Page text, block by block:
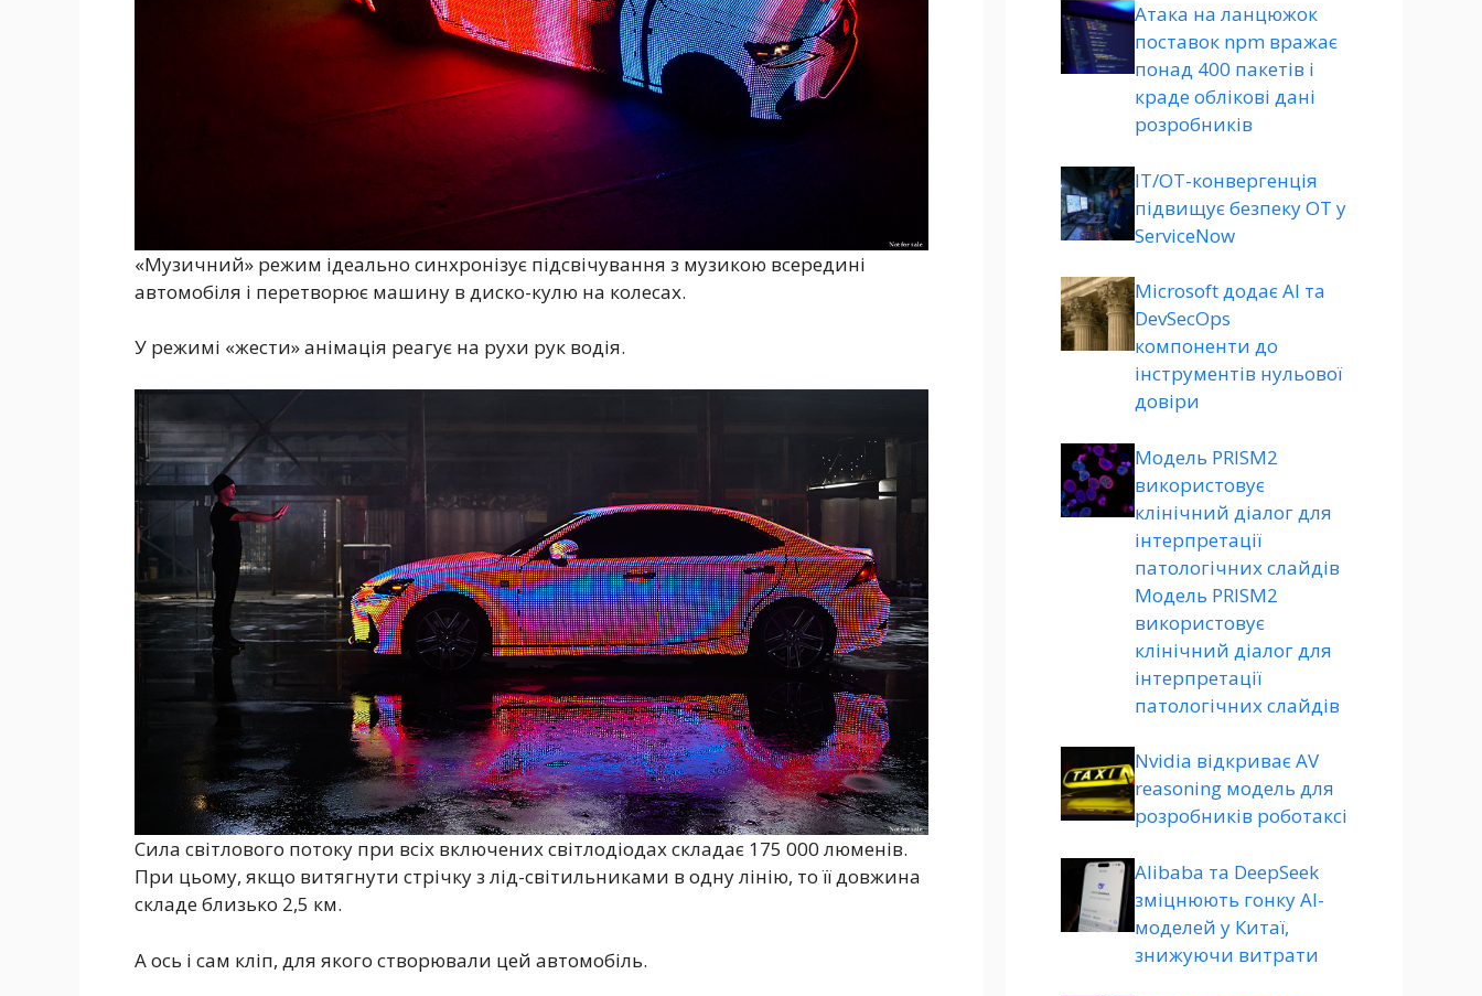
«Музичний» режим ідеально синхронізує підсвічування з музикою всередині
автомобіля і перетворює машину в диско-кулю на колесах.
У режимі «жести» анімація реагує на рухи рук водія.
Сила світлового потоку при всіх включених світлодіодах складає 175 000 люменів.
При цьому, якщо витягнути стрічку з лід-світильниками в одну лінію, то її довжина
складе близько 2,5 км.
А ось і сам кліп, для якого створювали цей автомобіль.
Атака на ланцюжок
поставок npm вражає
понад 400 пакетів і
краде облікові дані
розробників
ІТ/ОТ-конвергенція
підвищує безпеку ОТ у
ServiceNow
Microsoft додає AI та
DevSecOps
компоненти до
інструментів нульової
довіри
Модель PRISM2
використовує
клінічний діалог для
інтерпретації
патологічних слайдів
Модель PRISM2
використовує
клінічний діалог для
інтерпретації
патологічних слайдів
Nvidia відкриває AV
reasoning модель для
розробників роботаксі
Alibaba та DeepSeek
зміцнюють гонку AI-
моделей у Китаї,
знижуючи витрати